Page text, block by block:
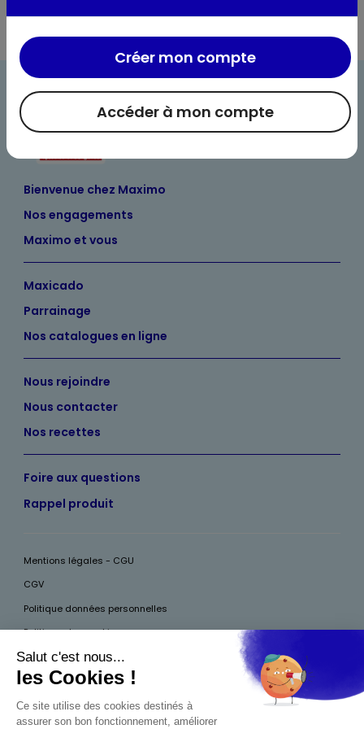
Bienvenue chez Maximo
Nos engagements
Maximo et vous
Maxicado
Parrainage
Nos catalogues en ligne
Nous rejoindre
Nous contacter
Nos recettes
Foire aux questions
Rappel produit
Mentions légales - CGU
CGV
Politique données personnelles
Politique des cookies
Accessibilité
Pour votre santé, mangez au moins cinq fruits et légumes par jour, plus
Accéder à mon compte
Créer mon compte